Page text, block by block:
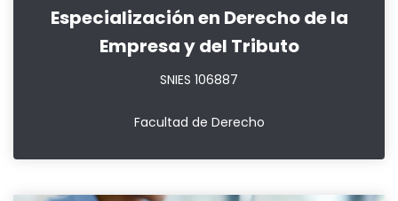
Especialización en Derecho de la
Empresa y del Tributo
SNIES 106887
Facultad de Derecho